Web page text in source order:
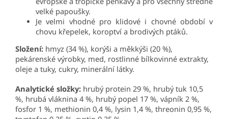
velké papoušky.
Je velmi vhodné pro klidové i chovné období v
chovu křepelek, koroptví a brodivých ptáků.
Složení: hmyz (34 %), korýši a měkkýši (20 %),
pekárenské výrobky, med, rostlinné bílkovinné extrakty,
oleje a tuky, cukry, minerální látky.
Analytické složky: hrubý protein 29 %, hrubý tuk 10,5
%, hrubá vláknina 4 %, hrubý popel 17 %, vápník 2 %,
fosfor 1 %, methionin 0,4 %, lysin 1,4 %, threonin 0,95 %,